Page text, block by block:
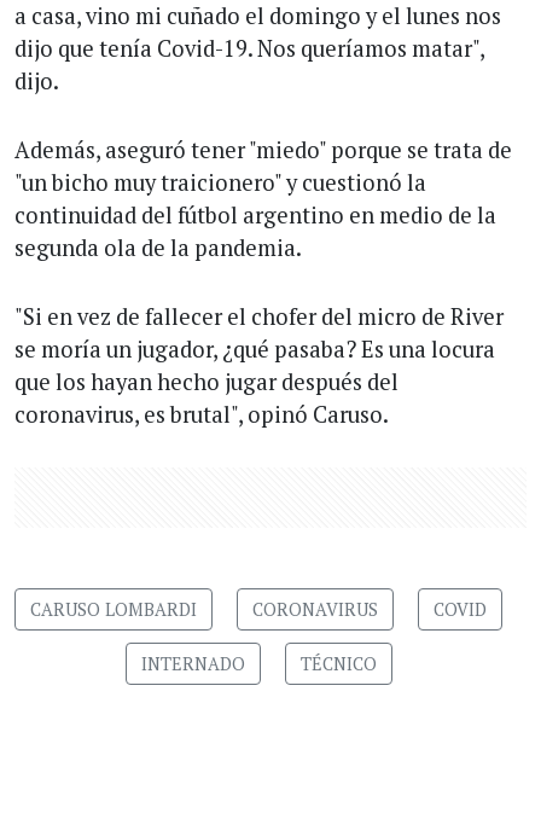
a casa, vino mi cuñado el domingo y el lunes nos
dijo que tenía Covid-19. Nos queríamos matar",
dijo.
Además, aseguró tener "miedo" porque se trata de
"un bicho muy traicionero" y cuestionó la
continuidad del fútbol argentino en medio de la
segunda ola de la pandemia.
"Si en vez de fallecer el chofer del micro de River
se moría un jugador, ¿qué pasaba? Es una locura
que los hayan hecho jugar después del
coronavirus, es brutal", opinó Caruso.
CARUSO LOMBARDI CORONAVIRUS COVID
INTERNADO TÉCNICO